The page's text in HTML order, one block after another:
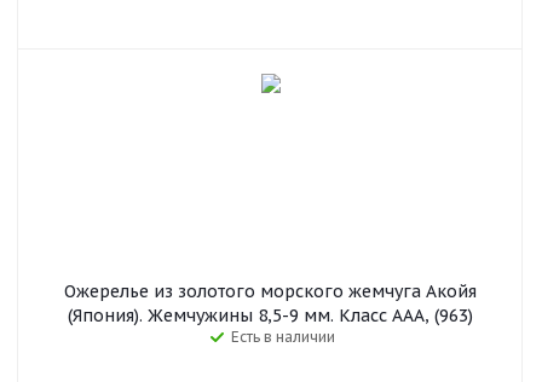
Ожерелье из золотого морского жемчуга Акойя
(Япония). Жемчужины 8,5-9 мм. Класс ААА, (963)
Есть в наличии